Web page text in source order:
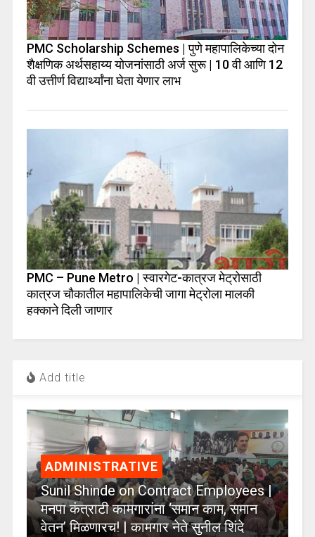
PMC Scholarship Schemes | पुणे महापालिकेच्या दोन
शैक्षणिक अर्थसहाय्य योजनांसाठी अर्ज सुरू | 10 वी आणि 12
वी उत्तीर्ण विद्यार्थ्यांना घेता येणार लाभ
PMC – Pune Metro | स्वारगेट-कात्रज मेट्रोसाठी
कात्रज चौकातील महापालिकेची जागा मेट्रोला मालकी
हक्काने दिली जाणार
Add title
ADMINISTRATIVE
Sunil Shinde on Contract Employees |
मनपा कंत्राटी कामगारांना ‘समान काम, समान
वेतन’ मिळणारच! | कामगार नेते सुनील शिंदे